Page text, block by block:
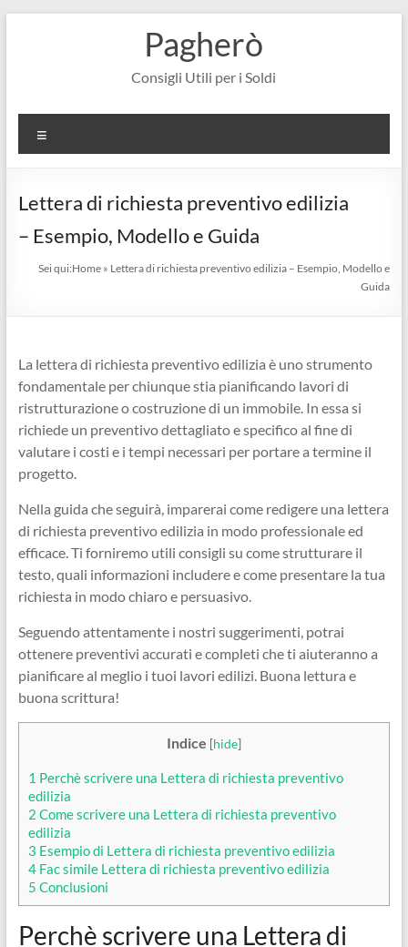
Pagherò
Consigli Utili per i Soldi
Lettera di richiesta preventivo edilizia
– Esempio, Modello e Guida
Sei qui:Home » Lettera di richiesta preventivo edilizia – Esempio, Modello e
Guida
La lettera di richiesta preventivo edilizia è uno strumento
fondamentale per chiunque stia pianificando lavori di
ristrutturazione o costruzione di un immobile. In essa si
richiede un preventivo dettagliato e specifico al fine di
valutare i costi e i tempi necessari per portare a termine il
progetto.
Nella guida che seguirà, imparerai come redigere una lettera
di richiesta preventivo edilizia in modo professionale ed
efficace. Ti forniremo utili consigli su come strutturare il
testo, quali informazioni includere e come presentare la tua
richiesta in modo chiaro e persuasivo.
Seguendo attentamente i nostri suggerimenti, potrai
ottenere preventivi accurati e completi che ti aiuteranno a
pianificare al meglio i tuoi lavori edilizi. Buona lettura e
buona scrittura!
Indice [hide]
1 Perchè scrivere una Lettera di richiesta preventivo
edilizia
2 Come scrivere una Lettera di richiesta preventivo
edilizia
3 Esempio di Lettera di richiesta preventivo edilizia
4Fac simile Lettera di richiesta preventivo edilizia
5 Conclusioni
Perchè scrivere una Lettera di